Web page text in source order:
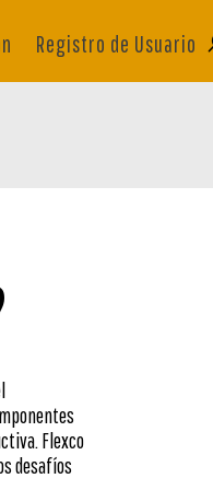
Registro de Usuario
Flexco
desafíos